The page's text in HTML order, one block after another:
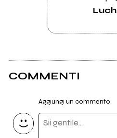
COMMENTI
Aggiungi un commento